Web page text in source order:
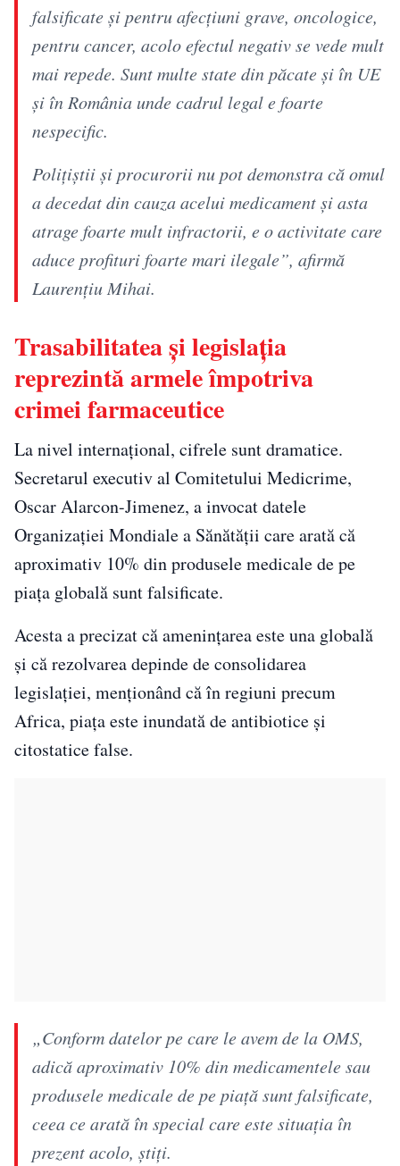
falsificate şi pentru afecțiuni grave, oncologice,
pentru cancer, acolo efectul negativ se vede mult
mai repede. Sunt multe state din păcate şi în UE
şi în România unde cadrul legal e foarte
nespecific.
Poliţiştii şi procurorii nu pot demonstra că omul
a decedat din cauza acelui medicament şi asta
atrage foarte mult infractorii, e o activitate care
aduce profituri foarte mari ilegale”, afirmă
Laurențiu Mihai.
Trasabilitatea și legislația
reprezintă armele împotriva
crimei farmaceutice
La nivel internațional, cifrele sunt dramatice.
Secretarul executiv al Comitetului Medicrime,
Oscar Alarcon-Jimenez, a invocat datele
Organizației Mondiale a Sănătății care arată că
aproximativ 10% din produsele medicale de pe
piața globală sunt falsificate.
Acesta a precizat că amenințarea este una globală
și că rezolvarea depinde de consolidarea
legislației, menționând că în regiuni precum
Africa, piața este inundată de antibiotice și
citostatice false.
„Conform datelor pe care le avem de la OMS,
adică aproximativ 10% din medicamentele sau
produsele medicale de pe piață sunt falsificate,
ceea ce arată în special care este situația în
prezent acolo, știți.